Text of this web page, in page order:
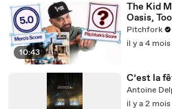
10:43
The Kid
Oasis,
Pitchfork
il y a 4 mois
C’est la
Antoine
il y a 2 mois